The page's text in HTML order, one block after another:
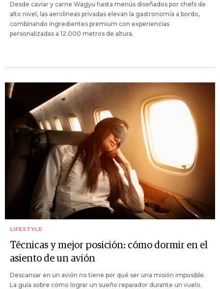
Desde caviar y carne Wagyu hasta menús diseñados por chefs de
alto nivel, las aerolíneas privadas elevan la gastronomía a bordo,
combinando ingredientes premium con experiencias
personalizadas a 12.000 metros de altura.
LIFESTYLE
Técnicas y mejor posición: cómo dormir en el
asiento de un avión
Descansar en un avión no tiene por qué ser una misión imposible.
La guía sobre cómo lograr un sueño reparador durante un vuelo.